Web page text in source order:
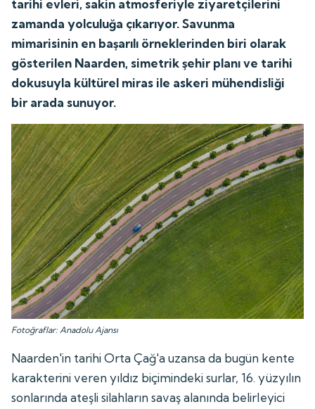
tarihi evleri, sakin atmosferiyle ziyaretçilerini
zamanda yolculuğa çıkarıyor. Savunma
mimarisinin en başarılı örneklerinden biri olarak
gösterilen Naarden, simetrik şehir planı ve tarihi
dokusuyla kültürel miras ile askeri mühendisliği
bir arada sunuyor.
Fotoğraflar: Anadolu Ajansı
Naarden'in tarihi Orta Çağ'a uzansa da bugün kente
karakterini veren yıldız biçimindeki surlar, 16. yüzyılın
sonlarında ateşli silahların savaş alanında belirleyici